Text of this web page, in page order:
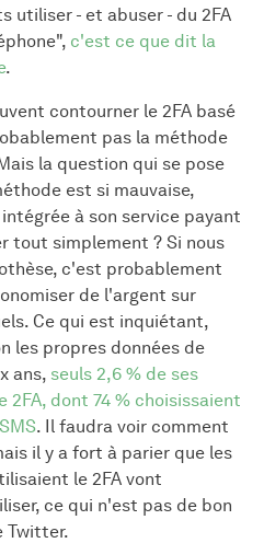
utiliser - et abuser - du 2FA
c'est ce que dit la
.
contourner le 2FA basé
pas la méthode
la question qui se pose
est si mauvaise,
à son service payant
tout simplement ? Si nous
c'est probablement
de l'argent sur
Ce qui est inquiétant,
les propres données de
ans, seuls 2,6 % de ses
dont 74 % choisissaient
. Il faudra voir comment
il y a fort à parier que les
le 2FA vont
ce qui n'est pas de bon
Twitter.